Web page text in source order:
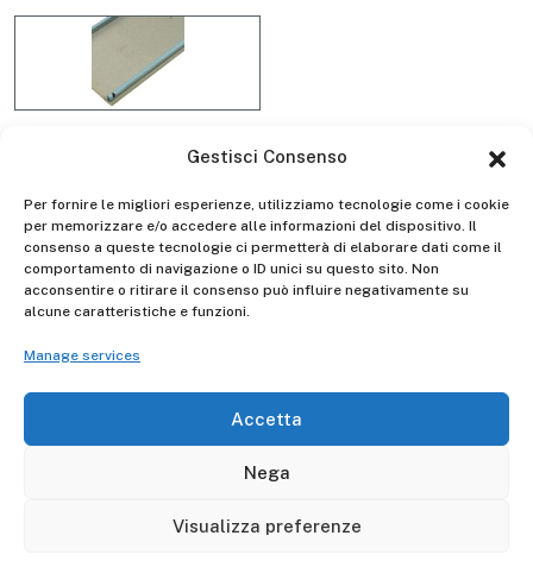
Gestisci Consenso
Per fornire le migliori esperienze, utilizziamo tecnologie come i cookie
per memorizzare e/o accedere alle informazioni del dispositivo. Il
consenso a queste tecnologie ci permetterà di elaborare dati come il
comportamento di navigazione o ID unici su questo sito. Non
acconsentire o ritirare il consenso può influire negativamente su
alcune caratteristiche e funzioni.
Manage services
Accetta
Nega
Visualizza preferenze
Platform SLPITRA2110
FZ010